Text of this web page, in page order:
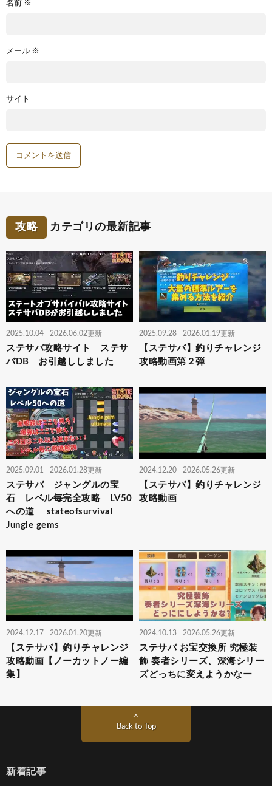
名前 ※
メール ※
サイト
攻略 カテゴリの最新記事
2025.10.04 2026.06.02更新
ステサバ攻略サイト ステサ
バDB お引越ししました
2025.09.28 2026.01.19更新
【ステサバ】釣りチャレンジ
攻略動画第２弾
2025.09.01 2026.01.28更新
ステサバ ジャングルの宝
石 レベル毎完全攻略 LV50
への道 stateofsurvival
Jungle gems
2024.12.20 2026.05.26更新
【ステサバ】釣りチャレンジ
攻略動画
2024.12.17 2026.01.20更新
【ステサバ】釣りチャレンジ
攻略動画【ノーカットノー編
集】
2024.10.13 2026.05.26更新
ステサバ お宝交換所 究極装
飾 奏者シリーズ、深海シリー
ズどっちに変えようかなー
Back to Top
新着記事